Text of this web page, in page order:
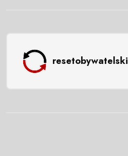
resetobywatelski